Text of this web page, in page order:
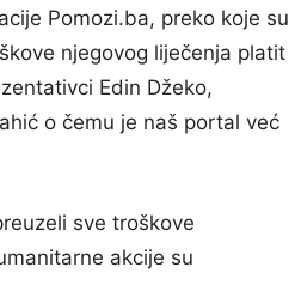
Pomozi.ba, preko koje su
njegovog liječenja platit
Edin Džeko,
o čemu je naš portal već
sve troškove
akcije su